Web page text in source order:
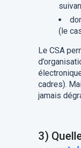
(le
Le CSA
cadres).
jamais
3)